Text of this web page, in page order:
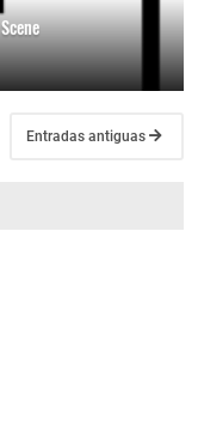
Entradas antiguas